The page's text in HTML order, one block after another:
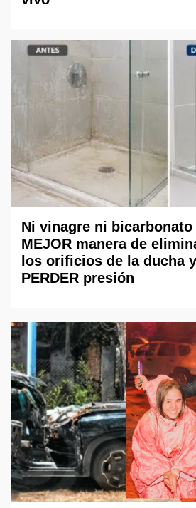
Ni vinagre ni
MEJOR manera de
los orificios de la ducha
PERDER presión